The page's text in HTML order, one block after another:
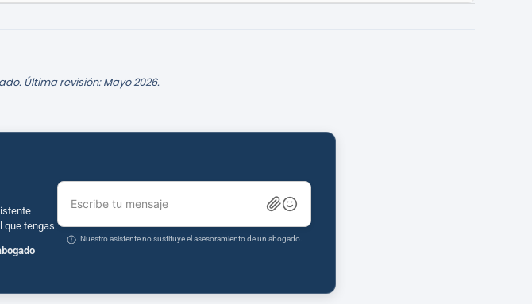
Última revisión: Mayo 2026.
que tengas.
Escribe tu mensaje
Nuestro asistente no sustituye el asesoramiento de un abogado.